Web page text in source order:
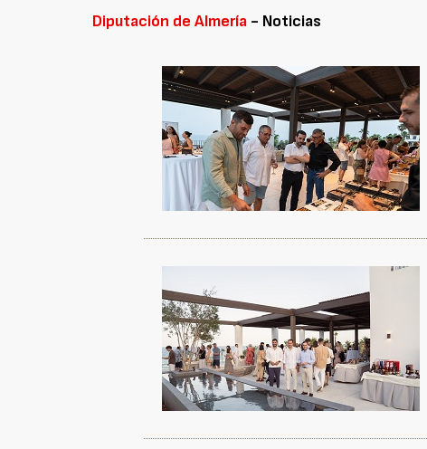
Diputación de Almería - Noticias